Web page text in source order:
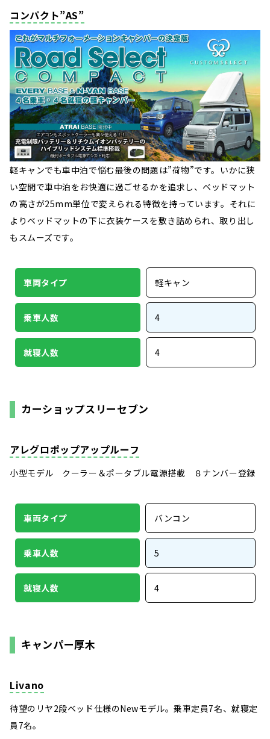
コンパクト”AS”
軽キャンでも車中泊で悩む最後の問題は”荷物”です。いかに狭
い空間で車中泊をお快適に過ごせるかを追求し、ベッドマット
の高さが25mm単位で変えられる特徴を持っています。それに
よりベッドマットの下に衣装ケースを敷き詰められ、取り出し
もスムーズです。
車両タイプ 軽キャン
乗車人数 4
就寝人数 4
カーショップスリーセブン
アレグロポップアップルーフ
小型モデル クーラー＆ポータブル電源搭載 ８ナンバー登録
車両タイプ バンコン
乗車人数 5
就寝人数 4
キャンパー厚木
Livano
待望のリヤ2段ベッド仕様のNewモデル。乗車定員7名、就寝定
員7名。